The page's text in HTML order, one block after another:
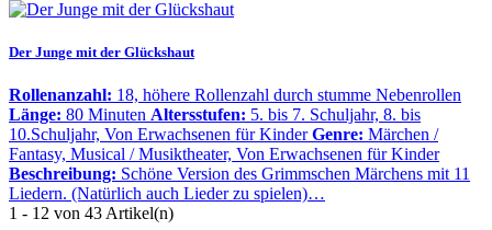
Der Junge mit der Glückshaut
Rollenanzahl: 18, höhere Rollenzahl durch stumme Nebenrollen
Länge: 80 Minuten Altersstufen: 5. bis 7. Schuljahr, 8. bis
10.Schuljahr, Von Erwachsenen für Kinder Genre: Märchen /
Fantasy, Musical / Musiktheater, Von Erwachsenen für Kinder
Beschreibung: Schöne Version des Grimmschen Märchens mit 11
Liedern. (Natürlich auch Lieder zu spielen)…
1 - 12 von 43 Artikel(n)